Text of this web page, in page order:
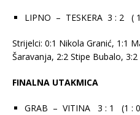
LIPNO – TESKERA 3 : 2 (
Strijelci: 0:1 Nikola Granić, 1:1
Šaravanja, 2:2 Stipe Bubalo,
FINALNA UTAKMICA
GRAB – VITINA 3 : 1 (1 :